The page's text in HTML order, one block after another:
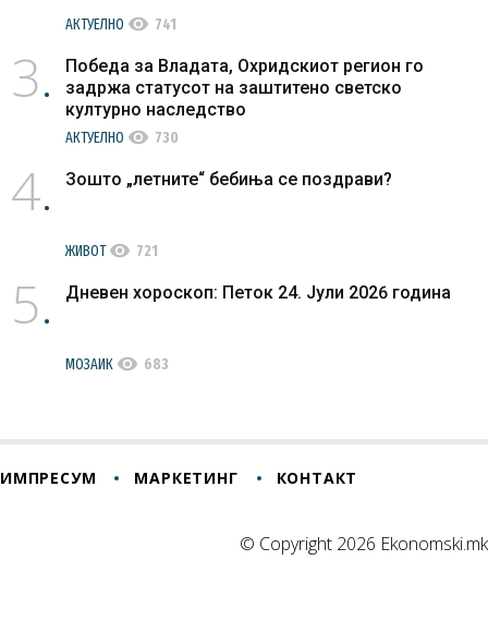
АКТУЕЛНО visibility 741
3
Победа за Владата, Охридскиот регион го
задржа статусот на заштитено светско
културно наследство
АКТУЕЛНО visibility 730
4 Зошто „летните“ бебиња се поздрави?
ЖИВОТvisibility 721
5 Дневен хороскоп: Петок 24. Јули 2026 година
МОЗАИК visibility 683
ИМПРЕСУМ МАРКЕТИНГ КОНТАКТ
© Copyright 2026 Ekonomski.mk